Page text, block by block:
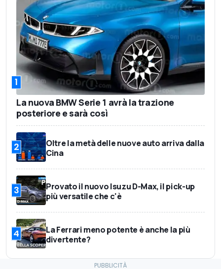
1
La nuova BMW Serie 1 avrà la trazione
posteriore e sarà così
2
Oltre la metà delle nuove auto arriva dalla
Cina
3
Provato il nuovo Isuzu D-Max, il pick-up
più versatile che c'è
4
La Ferrari meno potente è anche la più
divertente?